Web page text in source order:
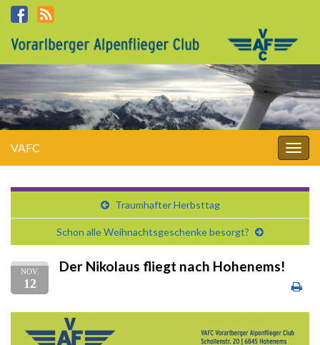
VAFC
Traumhafter Herbsttag
Schon alle Weihnachtsgeschenke besorgt?
NOV.
12
Der Nikolaus fliegt nach Hohenems!